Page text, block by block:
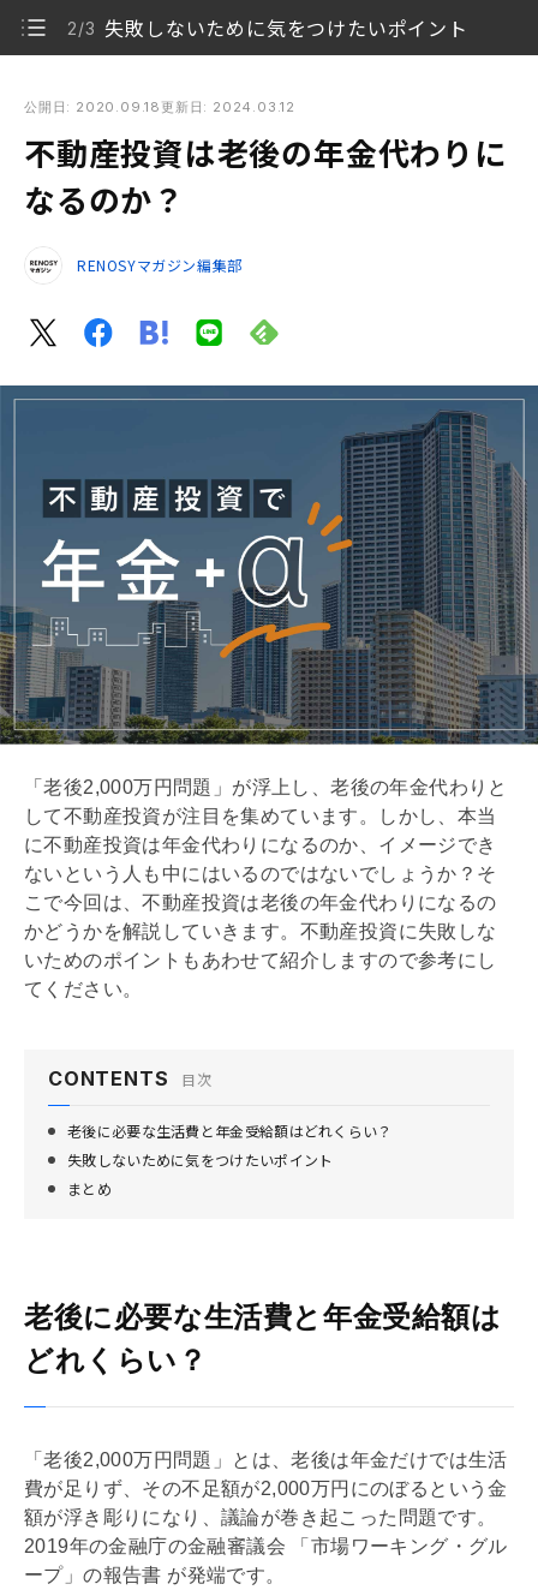
2/3 失敗しないために気をつけたいポイント
1/3 老後に必要な生活費と年金受給額はどれくらい？
2/3 失敗しないために気をつけたいポイント
3/3 まとめ
公開日: 2020.09.18 更新日: 2024.03.12
不動産投資は老後の年金代わりに
なるのか？
RENOSYマガジン編集部
「老後2,000万円問題」が浮上し、老後の年金代わりと
して不動産投資が注目を集めています。しかし、本当
に不動産投資は年金代わりになるのか、イメージでき
ないという人も中にはいるのではないでしょうか？そ
こで今回は、不動産投資は老後の年金代わりになるの
かどうかを解説していきます。不動産投資に失敗しな
いためのポイントもあわせて紹介しますので参考にし
てください。
CONTENTS 目次
老後に必要な生活費と年金受給額はどれくらい？
失敗しないために気をつけたいポイント
まとめ
老後に必要な生活費と年金受給額は
どれくらい？
「老後2,000万円問題」とは、老後は年金だけでは生活
費が足りず、その不足額が2,000万円にのぼるという金
額が浮き彫りになり、議論が巻き起こった問題です。
2019年の金融庁の金融審議会 「市場ワーキング・グル
ープ」の報告書 が発端です。